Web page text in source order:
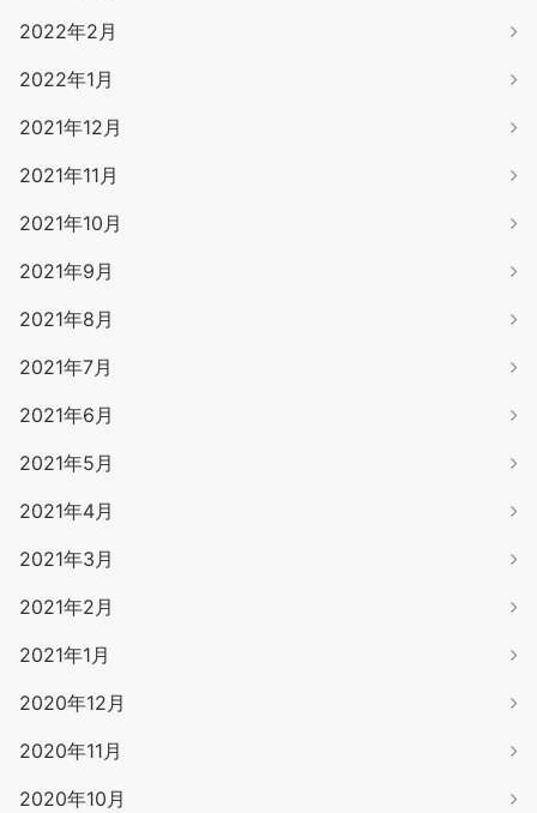
2022年2月
2022年1月
2021年12月
2021年11月
2021年10月
2021年9月
2021年8月
2021年7月
2021年6月
2021年5月
2021年4月
2021年3月
2021年2月
2021年1月
2020年12月
2020年11月
2020年10月